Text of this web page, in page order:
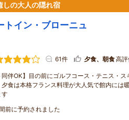
しの大人の隠れ宿
トイン・ブローニュ
61件 夕食、朝食高評
同伴OK】目の前にゴルフコース・テニス・
夕食は本格フランス料理が大人気で館内には
す
前に予約されました